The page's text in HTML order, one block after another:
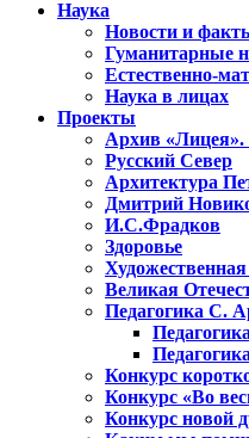
Наука
Новости и
Гуманитарные
Естественно-
Наука в лицах
Проекты
Архив «Лицея».
Русский Север
Архитектура
Дмитрий
И.С.Фрадков
Здоровье
Великая
Педагогика С.
Конкурс
Конкурс «Во
Конкурс новой